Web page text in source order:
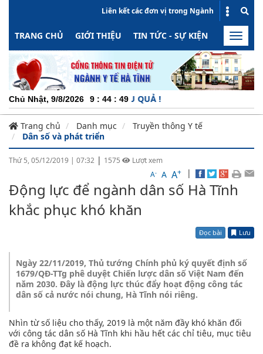
Liên kết các đơn vị trong Ngành
TRANG CHỦ GIỚI THIỆU TIN TỨC - SỰ KIỆN HOẠT
Toggle
Chủ Nhật, 9/8/2026 9 : 44 : 49
ĐỘNG - MINH BẠCH - HIỆU QUẢ !
Trang chủ Danh mục
Truyền thông Y tế
Dân số và phát triển
Thứ 5, 05/12/2019 | 07:32 | 1575
Lượt xem
A- A A+ |
Động lực để ngành dân số Hà Tĩnh
khắc phục khó khăn
Đọc bài Lưu
Ngày 22/11/2019, Thủ tướng Chính phủ ký quyết định số
1679/QĐ-TTg phê duyệt Chiến lược dân số Việt Nam đến
năm 2030. Đây là động lực thúc đẩy hoạt động công tác
dân số cả nước nói chung, Hà Tĩnh nói riêng.
Nhìn từ số liệu cho thấy, 2019 là một năm đầy khó khăn đối
với công tác dân số Hà Tĩnh khi hầu hết các chỉ tiêu, mục tiêu
đề ra không đạt kế hoạch.